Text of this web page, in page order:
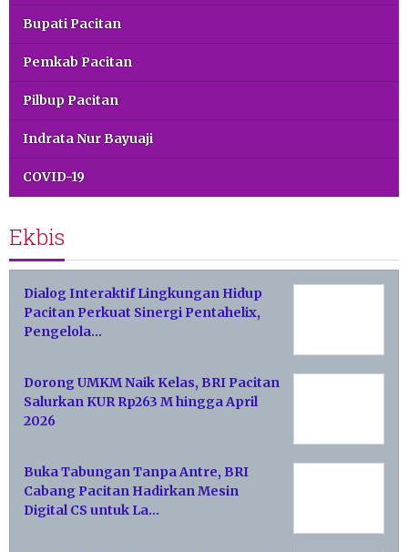
Bupati Pacitan
Pemkab Pacitan
Pilbup Pacitan
Indrata Nur Bayuaji
COVID-19
Ekbis
Dialog Interaktif Lingkungan Hidup
Pacitan Perkuat Sinergi Pentahelix,
Pengelola…
Dorong UMKM Naik Kelas, BRI Pacitan
Salurkan KUR Rp263 M hingga April
2026
Buka Tabungan Tanpa Antre, BRI
Cabang Pacitan Hadirkan Mesin
Digital CS untuk La…